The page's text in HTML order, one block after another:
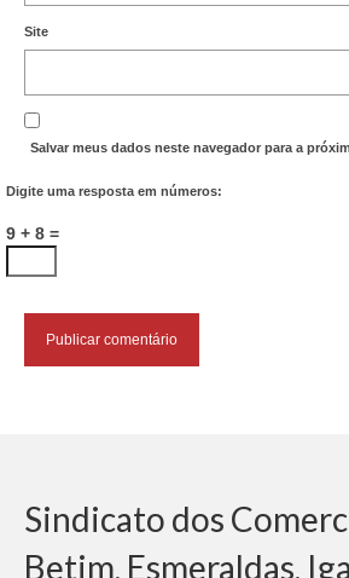
Site
Salvar meus dados neste navegador para a
Digite uma resposta em números:
9 + 8 =
Sindicato dos
Betim, Esmeraldas,